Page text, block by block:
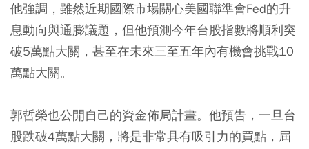
他強調，雖然近期國際市場關心美國聯準會Fed的升
息動向與通膨議題，但他預測今年台股指數將順利突
破5萬點大關，甚至在未來三至五年內有機會挑戰10
萬點大關。
郭哲榮也公開自己的資金佈局計畫。他預告，一旦台
股跌破4萬點大關，將是非常具有吸引力的買點，屆